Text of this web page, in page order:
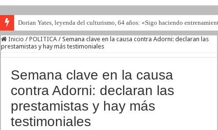
Dorian Yates, leyenda del culturismo, 64 años: «Sigo haciendo
Inicio / POLITICA / Semana clave en la causa contra Adorni: declaran las
prestamistas y hay más testimoniales
Semana clave en la causa
contra Adorni: declaran las
prestamistas y hay más
testimoniales